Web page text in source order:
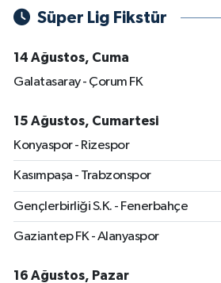
Süper Lig Fikstür
14 Ağustos, Cuma
Galatasaray - Çorum FK
15 Ağustos, Cumartesi
Konyaspor - Rizespor
Kasımpaşa - Trabzonspor
Gençlerbirliği S.K. - Fenerbahçe
Gaziantep FK - Alanyaspor
16 Ağustos, Pazar